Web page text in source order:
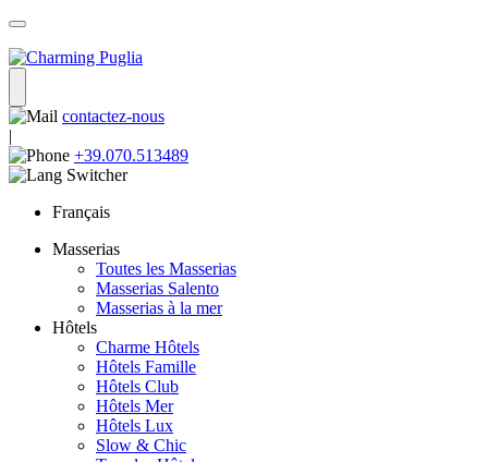
contactez-nous
|
+39.070.513489
Français
Masserias
Toutes les Masserias
Masserias Salento
Masserias à la mer
Hôtels
Charme Hôtels
Hôtels Famille
Hôtels Club
Hôtels Mer
Hôtels Lux
Slow & Chic